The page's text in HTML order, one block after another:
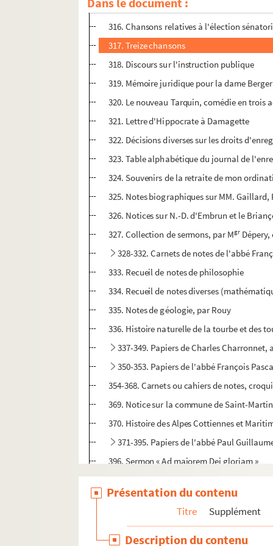
315. Extrait de la carte du Dauphiné, par
316. Chansons relatives à l'élection
317. Treize chansons
318. Discours sur l'instruction publique
319. Mémoire juridique pour la dame
320. Le nouveau Tarquin, comédie en trois
321. Lettre d'Hippocrate à Damagette
322. Décisions diverses sur les droits
323. Table alphabétique du journal de
324. Souvenirs de la retraite de mon
325. Notes biographiques sur MM.
326. Notices sur N.-D. d'Embrun et le
327. Collection de sermons, par Mgr Dépery,
328-332. Carnets de notes de l'abbé
333. Recueil de notes de philosophie
334. Recueil de notes diverses
335. Notes de géologie, par Rouy
336. Histoire naturelle de la tourbe et des
337-349. Papiers de Charles
350-353. Papiers de l'abbé François
354-368. Carnets ou cahiers de notes,
369. Notice sur la commune de Saint-
370. Histoire des Alpes Cottiennes et
371-395. Papiers de l'abbé Paul
396. Sermon « Ad majorem Dei gloriam »
397-399. Papiers de l'abbé Paul
400. Histoire de Briançon, par A. Balcet
401. Notes pour servir à l'histoire de Serre-
402. Dessins à la plume représentant 139
Présentation du contenu
Titre Supplément
Description du contenu